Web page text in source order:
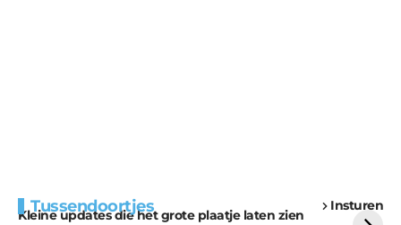
Tussendoortjes Insturen
Kleine updates die het grote plaatje laten zien
voor kabouters
uitdaging